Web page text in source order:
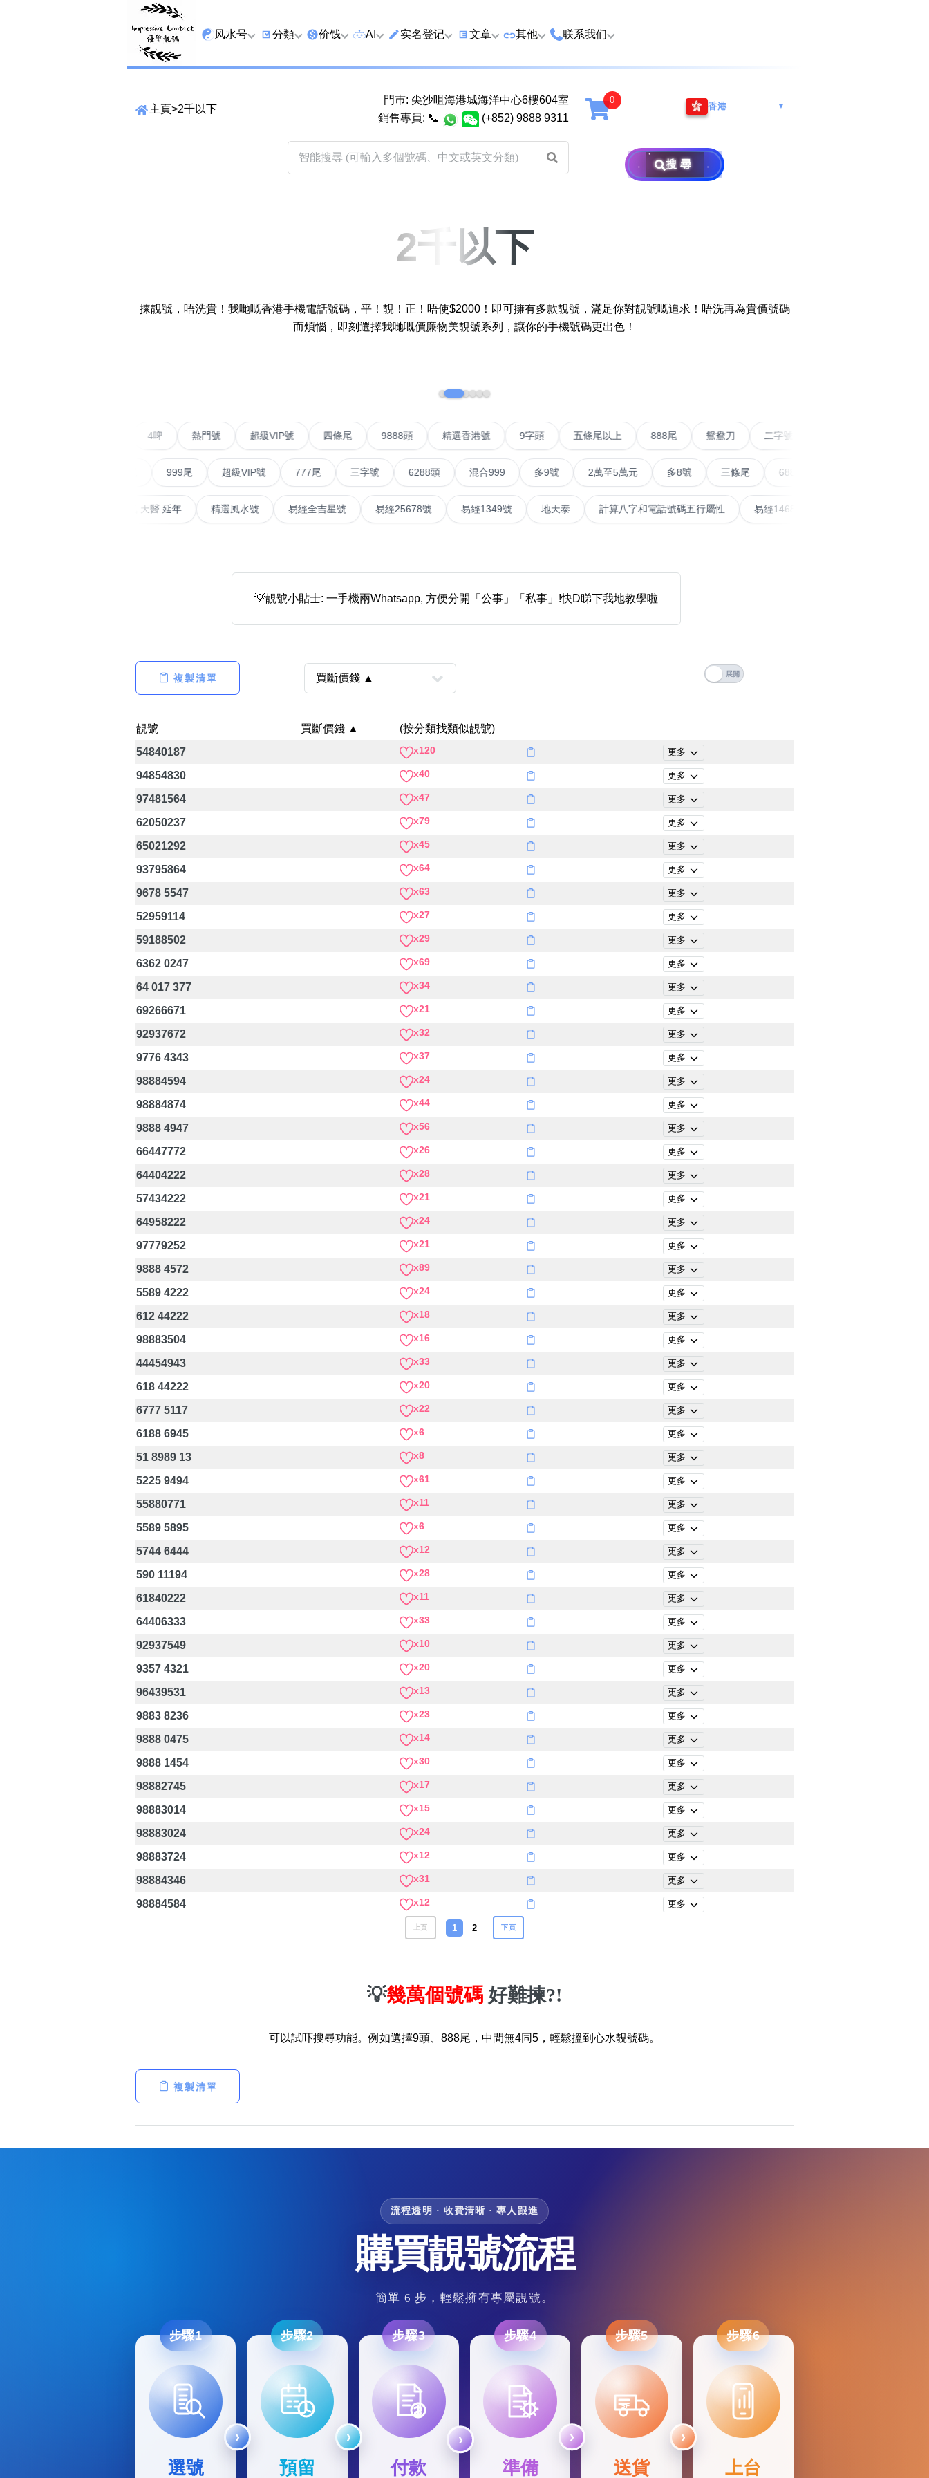
主頁>2千以下
門巿: 尖沙咀海港城海洋中心6樓604室
銷售專員: 📞 (+852) 9888 9311
香港 ▼
搜尋
無0 無3 無4 無5 無7無8
清除全部分類
搜尋
高級分類 i
幸運號分類
幸運分類
位置分類
包含數字
生日分類
生天延/貴財成
易經六四卦象
清除全部分類
2千以下
揀靚號，唔洗貴！我哋嘅香港手機電話號碼，平！靚！正！唔使$2000！即可擁有多款靚號，滿足你對靚號嘅追求！唔洗再為貴價號碼
而煩惱，即刻選擇我哋嘅價廉物美靚號系列，讓你的手機號碼更出色！
對聯號 4啤 熱門號 超級VIP號 四條尾 9888頭 精選香港號 9字頭 五條尾以上 888尾 鴛鴦刀
超級VIP號 777尾 三字號 6288頭 混合999 多9號 2萬至5萬元 多8號 三條尾 6888頭
最高能量生氣 天醫 延年 精選風水號 易經全吉星號 易經25678號 易經1349號 地天泰 計算八字和電話號碼五行屬性
💡靚號小貼士: 一手機兩Whatsapp, 方便分開「公事」「私事」!快D睇下我地教學啦
複製清單
靚號 買斷價錢 ▲
(按分類找類似靚號)
54840187
x120 更多
94854830 x40 更多
97481564 x47 更多
62050237 x79 更多
65021292 x45 更多
93795864 x64 更多
9678 5547 x63 更多
52959114 x27 更多
59188502 x29 更多
6362 0247 x69 更多
64 017 377 x34 更多
69266671 x21 更多
92937672 x32 更多
9776 4343 x37 更多
98884594 x24 更多
98884874 x44 更多
9888 4947 x56 更多
66447772 x26 更多
64404222 x28 更多
57434222 x21 更多
64958222 x24 更多
97779252 x21 更多
9888 4572 x89 更多
5589 4222 x24 更多
612 44222 x18 更多
98883504 x16 更多
44454943 x33 更多
618 44222 x20 更多
6777 5117 x22 更多
6188 6945 x6 更多
51 8989 13 x8 更多
5225 9494 x61 更多
55880771 x11 更多
5589 5895 x6 更多
5744 6444 x12 更多
590 11194 x28 更多
61840222 x11 更多
64406333 x33 更多
92937549 x10 更多
9357 4321 x20 更多
96439531 x13 更多
9883 8236 x23 更多
9888 0475 x14 更多
9888 1454 x30 更多
98882745 x17 更多
98883014 x15 更多
98883024 x24 更多
98883724 x12 更多
98884346 x31 更多
98884584 x12 更多
上頁 1 2 下頁
💡幾萬個號碼 好難揀?!
可以試吓搜尋功能。例如選擇9頭、888尾，中間無4同5，輕鬆搵到心水靚號碼。
複製清單
流程透明 · 收費清晰 · 專人跟進
購買靚號流程
簡單 6 步，輕鬆擁有專屬靚號。
步驟1
選號
步驟2
預留
步驟3
付款
步驟4
準備
步驟5
SF
送貨
步驟6
上台
风水号
最高能量生氣 天医 延年
易经14689号
全部风水号分类 (200+)
分類
多8号
9888头
对联号
ABAB尾
夫佬尾
2字头固網
全部幸运号分类(100+)
价钱
5千至1万元
AI
AI分析号码属性
靓号估价遊戲
黄大仙灵签
实名登记
查询儲值咭有效期
文章
教你如何挑选靓号
一机双 WhatsApp 教学
微信 WeChat 无痛转移新号
码教学
学 2026
常见问题
教学文章
靓号推介
靓号短片
‍其他
优质域名
攜号转台儲值年咭25元起
攜号转台月费计划58元起
其他业務
免费寄卖
联系我们
Whatsapp/微信: (852) 9888
9311
地址: 尖沙咀海港城海洋中
广州市南沙区
地址: 6-3-2, Jalan Setia
Prima E U13/E, Setia